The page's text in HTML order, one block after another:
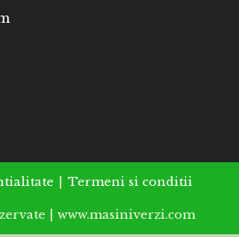
Termeni si conditii
| www.masiniverzi.com